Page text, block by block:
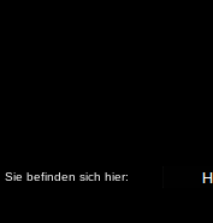
Sie befinden sich hier: